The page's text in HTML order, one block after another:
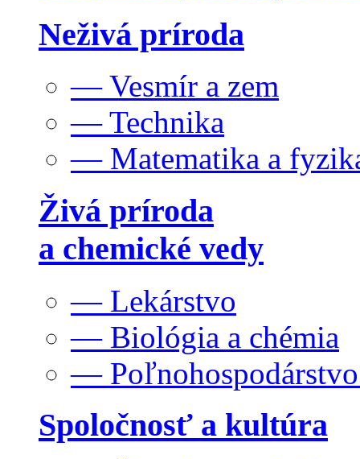
Neživá príroda
— Vesmír a zem
— Technika
— Matematika a
Živá príroda
a chemické vedy
— Lekárstvo
— Biológia a chémia
—
Spoločnosť a kultúra